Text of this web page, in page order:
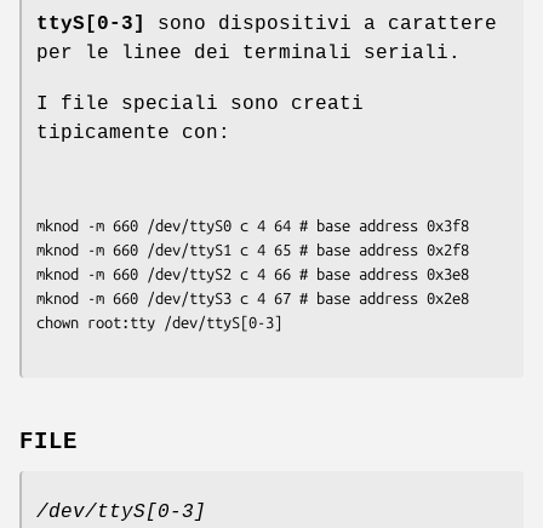
ttyS[0-3]
sono dispositivi a carattere
per le linee dei terminali seriali.
I file speciali sono creati
tipicamente con:
mknod -m 660 /dev/ttyS0 c 4 64 # base address 0x3f8
mknod -m 660 /dev/ttyS1 c 4 65 # base address 0x2f8
mknod -m 660 /dev/ttyS2 c 4 66 # base address 0x3e8
mknod -m 660 /dev/ttyS3 c 4 67 # base address 0x2e8
FILE
/dev/ttyS[0-3]